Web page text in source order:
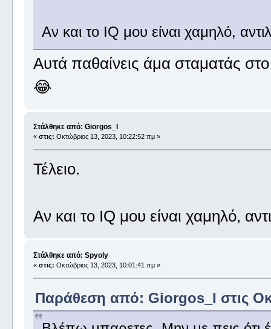
Αν και το IQ μου είναι χαμηλό,
Αυτά παθαίνεις άμα σταματάς στο
😂
Στάλθηκε από: Giorgos_I
« στις: Οκτώβριος 13, 2023, 10:22:52 πμ »
Τέλειο.
Αν και το IQ μου είναι χαμηλό,
Στάλθηκε από: Spyoly
« στις: Οκτώβριος 13, 2023, 10:01:41 πμ »
Παράθεση από: Giorgos_I στις